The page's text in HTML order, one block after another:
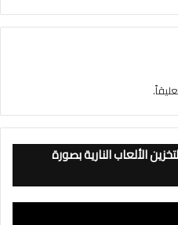
الألعاب النارية بصورة